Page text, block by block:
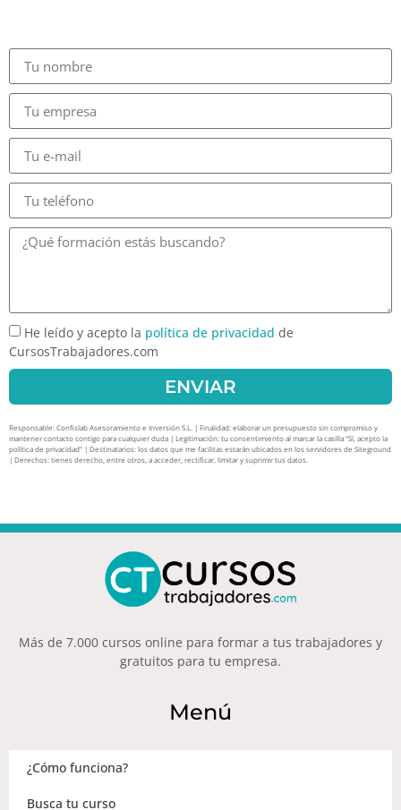
He leído y acepto la política de privacidad de
CursosTrabajadores.com
ENVIAR
Responsable: Confislab Asesoramiento e Inversión S.L. | Finalidad: elaborar un presupuesto sin compromiso y
mantener contacto contigo para cualquier duda | Legitimación: tu consentimiento al marcar la casilla “Sí, acepto la
política de privacidad” | Destinatarios: los datos que me facilitas estarán ubicados en los servidores de Siteground
| Derechos: tienes derecho, entre otros, a acceder, rectificar, limitar y suprimir tus datos.
Más de 7.000 cursos online para formar a tus trabajadores y
gratuitos para tu empresa.
Menú
¿Cómo funciona?
Busca tu curso